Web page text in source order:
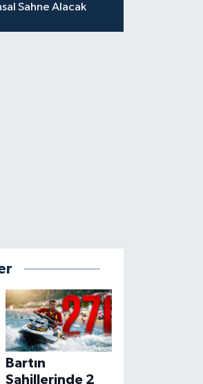
Sahne Alacak
Bartın
Sahillerinde 2